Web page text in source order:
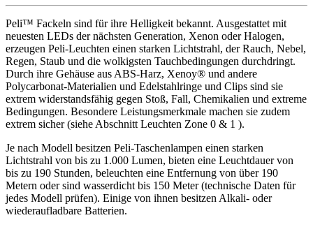
Peli™ Fackeln sind für ihre Helligkeit bekannt. Ausgestattet mit
neuesten LEDs der nächsten Generation, Xenon oder Halogen,
erzeugen Peli-Leuchten einen starken Lichtstrahl, der Rauch, Nebel,
Regen, Staub und die wolkigsten Tauchbedingungen durchdringt.
Durch ihre Gehäuse aus ABS-Harz, Xenoy® und andere
Polycarbonat-Materialien und Edelstahlringe und Clips sind sie
extrem widerstandsfähig gegen Stoß, Fall, Chemikalien und extreme
Bedingungen. Besondere Leistungsmerkmale machen sie zudem
extrem sicher (siehe Abschnitt Leuchten Zone 0 & 1 ).
Je nach Modell besitzen Peli-Taschenlampen einen starken
Lichtstrahl von bis zu 1.000 Lumen, bieten eine Leuchtdauer von
bis zu 190 Stunden, beleuchten eine Entfernung von über 190
Metern oder sind wasserdicht bis 150 Meter (technische Daten für
jedes Modell prüfen). Einige von ihnen besitzen Alkali- oder
wiederaufladbare Batterien.